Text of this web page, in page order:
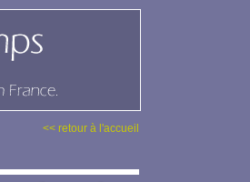
<< retour à l'accueil